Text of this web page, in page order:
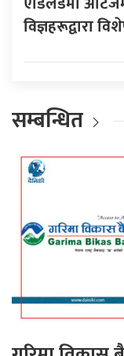
विज्ञहरूद्वारा
सम्बन्धित